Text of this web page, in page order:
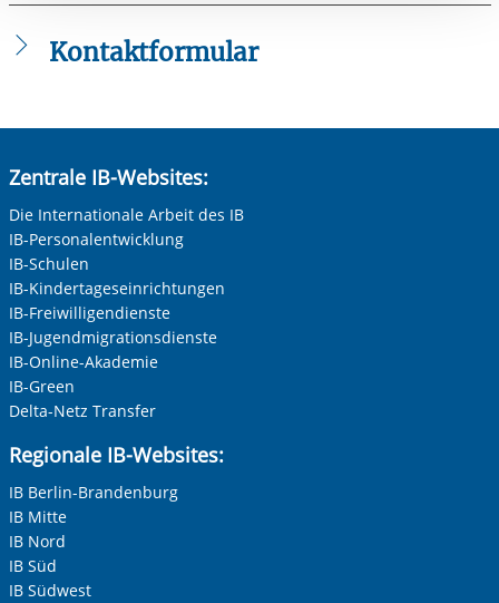
Einwilligung.
Sophie-und-Hans-Scholl-Schule
Oranienschule
Wilhelm-Heinrich-von-Riehl-Schule
Wilhelm-Leuschner-Schule
Kontaktformular
Pflichtfelder.
Anrede*
Keine Angabe
Frau
Herr
Neutrale Anrede
Unternehmen
Nachname, Vorname *
Adresse (PLZ, Ort, Strasse)
Zentrale IB-Websites:
Die Internationale Arbeit des IB
IB-Personalentwicklung
IB-Schulen
IB-Kindertageseinrichtungen
IB-Freiwilligendienste
IB-Jugendmigrationsdienste
IB-Online-Akademie
IB-Green
Delta-Netz Transfer
Regionale IB-Websites:
IB Berlin-Brandenburg
IB Mitte
IB Nord
IB Süd
IB Südwest